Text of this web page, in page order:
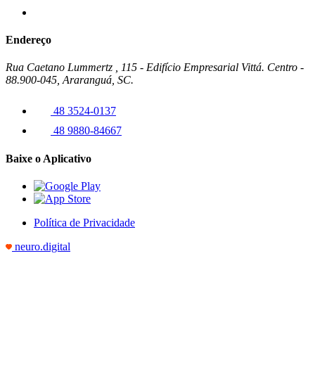
Endereço
Rua Caetano Lummertz , 115 - Edifício Empresarial Vittá. Centro -
88.900-045, Araranguá, SC.
48 3524-0137
48 9880-84667
Baixe o Aplicativo
Política de Privacidade
neuro.digital